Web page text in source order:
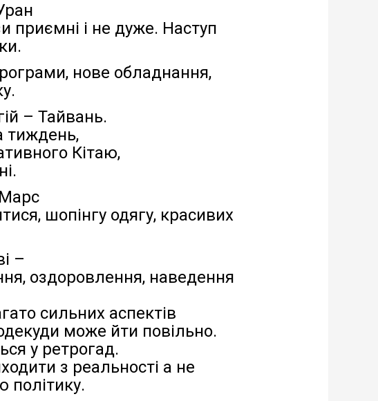
приємні і не дуже. Наступ
нове обладнання,
– Тайвань.
тиждень,
Кітаю,
шопінгу одягу, красивих
–
оздоровлення, наведення
сильних аспектів
може йти повільно.
у ретрогад.
з реальності а не
політику.